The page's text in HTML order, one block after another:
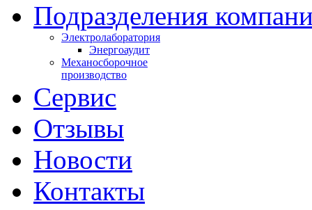
Подразделения
Электролаборатория
Энергоаудит
Механосборочное
производство
Сервис
Отзывы
Новости
Контакты